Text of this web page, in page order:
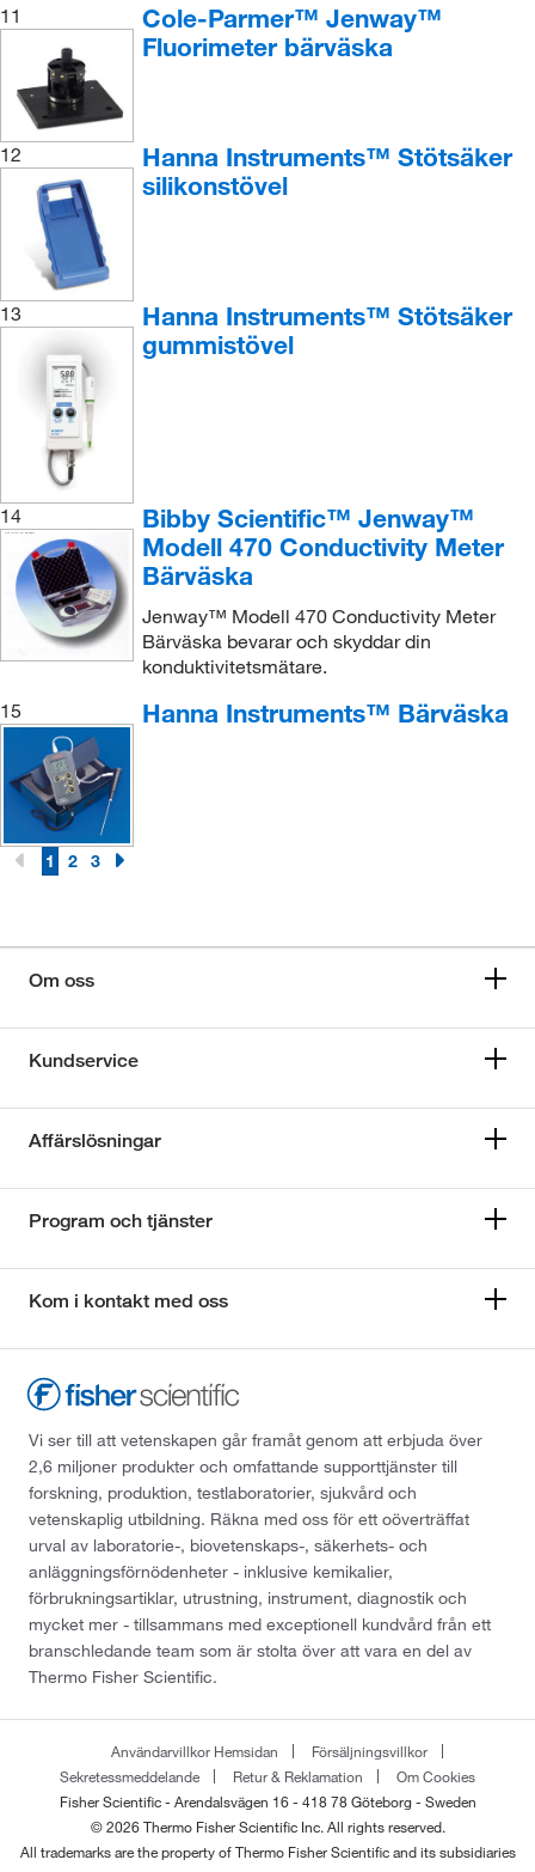
11
Cole-Parmer™ Jenway™
Fluorimeter bärväska
12
Hanna Instruments™ Stötsäker
silikonstövel
13
Hanna Instruments™ Stötsäker
gummistövel
14
Bibby Scientific™ Jenway™
Modell 470 Conductivity Meter
Bärväska
Jenway™ Modell 470 Conductivity Meter
Bärväska bevarar och skyddar din
konduktivitetsmätare.
15
Hanna Instruments™ Bärväska
1 2 3
Om oss
Kundservice
Affärslösningar
Program och tjänster
Kom i kontakt med oss
Vi ser till att vetenskapen går framåt genom att erbjuda över
2,6 miljoner produkter och omfattande supporttjänster till
forskning, produktion, testlaboratorier, sjukvård och
vetenskaplig utbildning. Räkna med oss för ett oöverträffat
urval av laboratorie-, biovetenskaps-, säkerhets- och
anläggningsförnödenheter - inklusive kemikalier,
förbrukningsartiklar, utrustning, instrument, diagnostik och
mycket mer - tillsammans med exceptionell kundvård från ett
branschledande team som är stolta över att vara en del av
Thermo Fisher Scientific.
Användarvillkor Hemsidan
Försäljningsvillkor
Sekretessmeddelande
Retur & Reklamation
Om Cookies
Fisher Scientific - Arendalsvägen 16 - 418 78 Göteborg - Sweden
© 2026 Thermo Fisher Scientific Inc. All rights reserved.
All trademarks are the property of Thermo Fisher Scientific and its subsidiaries